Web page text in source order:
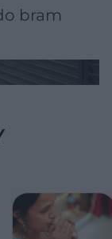
bram